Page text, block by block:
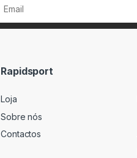
Rapidsport
Loja
Sobre nós
Contactos